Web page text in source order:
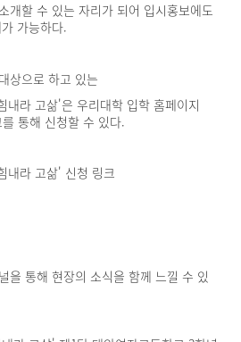
개할 수 있는 자리가 되어 입시홍보에도
가능하다.
상으로 하고 있는
내라 고삶'은 우리대학 입학 홈페이지
통해 신청할 수 있다.
내라 고삶' 신청 링크
을 통해 현장의 소식을 함께 느낄 수 있